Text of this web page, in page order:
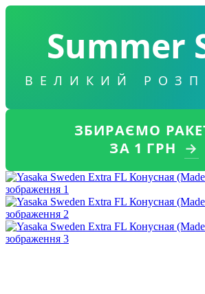
Summer
ВЕЛИКИЙ
ЗБИРАЄМО
ЗА 1 ГРН →